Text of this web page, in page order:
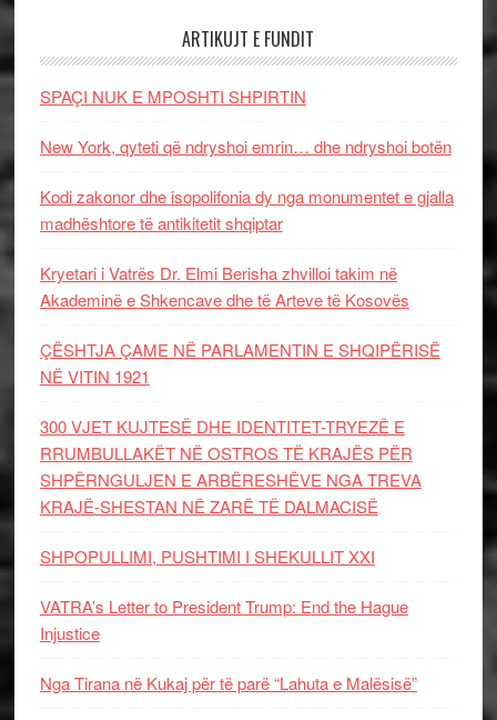
ARTIKUJT E FUNDIT
SPAÇI NUK E MPOSHTI SHPIRTIN
New York, qyteti që ndryshoi emrin… dhe ndryshoi botën
Kodi zakonor dhe isopolifonia dy nga monumentet e gjalla
madhështore të antikitetit shqiptar
Kryetari i Vatrës Dr. Elmi Berisha zhvilloi takim në
Akademinë e Shkencave dhe të Arteve të Kosovës
ÇËSHTJA ÇAME NË PARLAMENTIN E SHQIPËRISË
NË VITIN 1921
300 VJET KUJTESË DHE IDENTITET-TRYEZË E
RRUMBULLAKËT NË OSTROS TË KRAJËS PËR
SHPËRNGULJEN E ARBËRESHËVE NGA TREVA
KRAJË-SHESTAN NË ZARË TË DALMACISË
SHPOPULLIMI, PUSHTIMI I SHEKULLIT XXI
VATRA’s Letter to President Trump: End the Hague
Injustice
Nga Tirana në Kukaj për të parë “Lahuta e Malësisë”